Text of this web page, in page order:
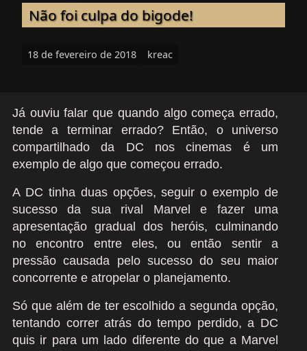
Não foi culpa do bigode!
18 de fevereiro de 2018 kreac
Já ouviu falar que quando algo começa errado,
tende a terminar errado? Então, o universo
compartilhado da DC nos cinemas é um
exemplo de algo que começou errado.
A DC tinha duas opções, seguir o exemplo de
sucesso da sua rival Marvel e fazer uma
apresentação gradual dos heróis, culminando
no encontro entre eles, ou então sentir a
pressão causada pelo sucesso do seu maior
concorrente e atropelar o planejamento.
Só que além de ter escolhido a segunda opção,
tentando correr atrás do tempo perdido, a DC
quis ir para um lado diferente do que a Marvel